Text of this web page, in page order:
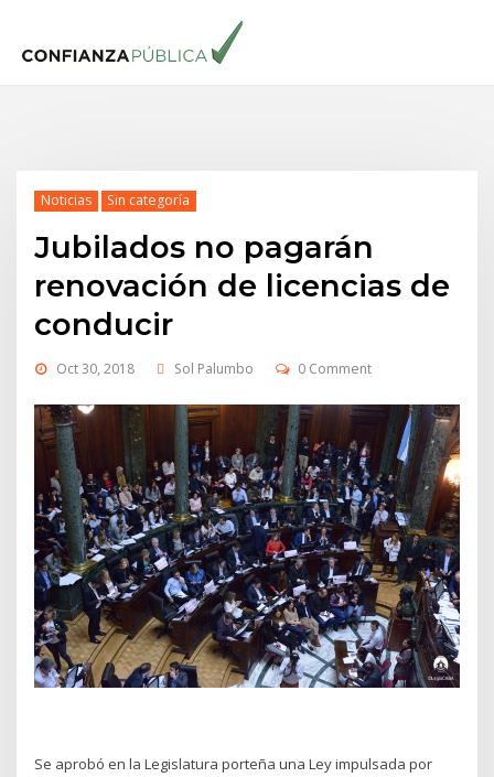
content
Noticias Sin categoría
Jubilados no pagarán
renovación de licencias de
conducir
Oct 30, 2018 Sol Palumbo 0 Comment
Se aprobó en la Legislatura porteña una Ley impulsada por